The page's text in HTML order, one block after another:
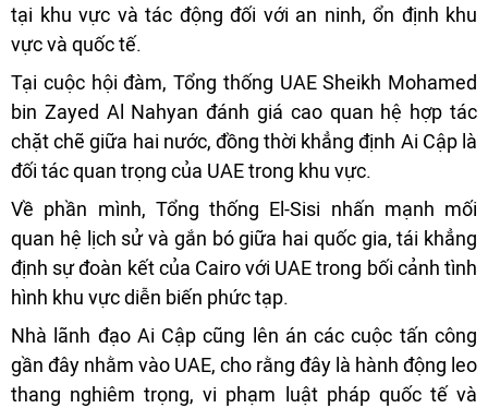
tại khu vực và tác động đối với an ninh, ổn định khu
vực và quốc tế.
Tại cuộc hội đàm, Tổng thống UAE Sheikh Mohamed
bin Zayed Al Nahyan đánh giá cao quan hệ hợp tác
chặt chẽ giữa hai nước, đồng thời khẳng định Ai Cập là
đối tác quan trọng của UAE trong khu vực.
Về phần mình, Tổng thống El-Sisi nhấn mạnh mối
quan hệ lịch sử và gắn bó giữa hai quốc gia, tái khẳng
định sự đoàn kết của Cairo với UAE trong bối cảnh tình
hình khu vực diễn biến phức tạp.
Nhà lãnh đạo Ai Cập cũng lên án các cuộc tấn công
gần đây nhằm vào UAE, cho rằng đây là hành động leo
thang nghiêm trọng, vi phạm luật pháp quốc tế và